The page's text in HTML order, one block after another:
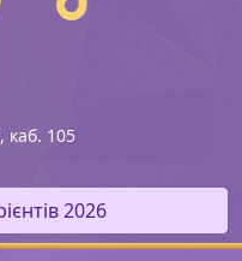
каб. 105
2026